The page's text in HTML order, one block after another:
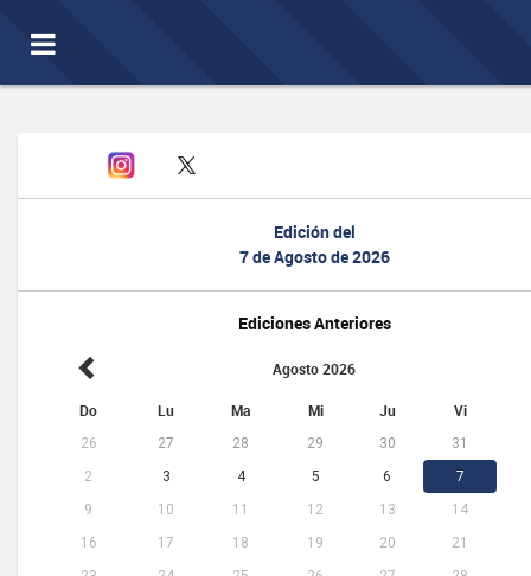
Toggle
navigation
Edición del
7 de Agosto de 2026
Ediciones Anteriores
Agosto 2026
Do Lu Ma Mi Ju Vi
26 27 28 29 30
31
2
3 4 5 6
7
9
10 11 12 13
14
16
17 18 19 20
21